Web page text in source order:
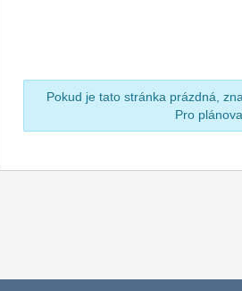
Pokud je tato stránka prázdná,
Pro